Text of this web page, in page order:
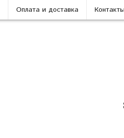
Оплата и доставка Контакты